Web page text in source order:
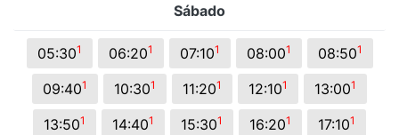
Sábado
05:301 06:201 07:101 08:001 08:501
09:401 10:301 11:201 12:101 13:001
13:501 14:401 15:301 16:201 17:101